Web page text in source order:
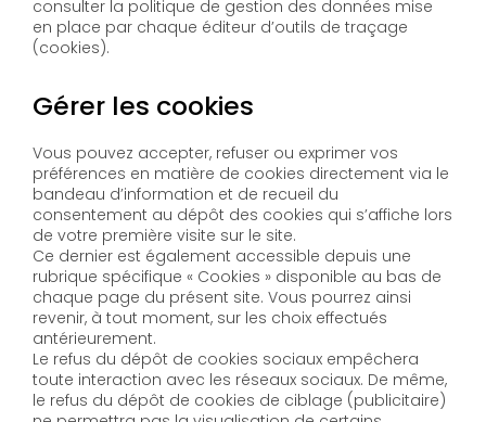
consulter la politique de gestion des données mise
en place par chaque éditeur d’outils de traçage
(cookies).
Gérer les cookies
Vous pouvez accepter, refuser ou exprimer vos
préférences en matière de cookies directement via le
bandeau d’information et de recueil du
consentement au dépôt des cookies qui s’affiche lors
de votre première visite sur le site.
Ce dernier est également accessible depuis une
rubrique spécifique « Cookies » disponible au bas de
chaque page du présent site. Vous pourrez ainsi
revenir, à tout moment, sur les choix effectués
antérieurement.
Le refus du dépôt de cookies sociaux empêchera
toute interaction avec les réseaux sociaux. De même,
le refus du dépôt de cookies de ciblage (publicitaire)